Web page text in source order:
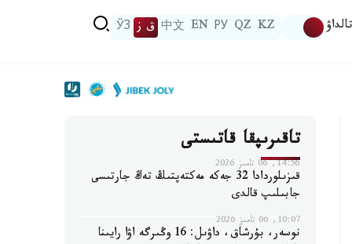
تالداۋ KZ
QZ
РУ
EN
中文 ق ز ЎЗ
تاقىرىپقا قاتىستى
14:56, 06 تامىز 2026
قىزىلوردادا 32 جەكە مەكتەپتىڭ تەڭ جارتىسى
جابىلىپ قالدى
10:07, 06 تامىز 2026
نوسەر، بۇرشاق، داۋىل: 16 وڭىرگە اۋا رايىنا